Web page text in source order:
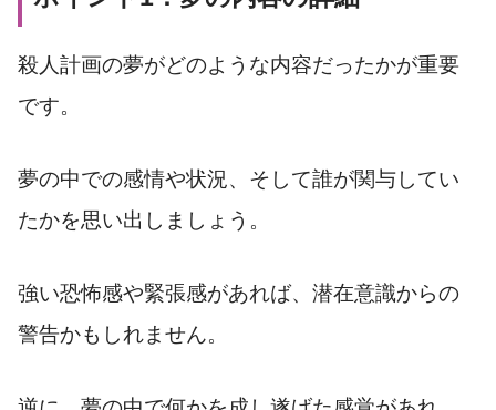
殺人計画の夢がどのような内容だったかが重要
です。
夢の中での感情や状況、そして誰が関与してい
たかを思い出しましょう。
強い恐怖感や緊張感があれば、潜在意識からの
警告かもしれません。